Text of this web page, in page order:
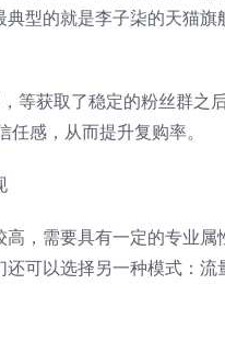
型的就是李子柒的天猫旗
等获取了稳定的粉丝群之后
感，从而提升复购率。
，需要具有一定的专业属
可以选择另一种模式：流